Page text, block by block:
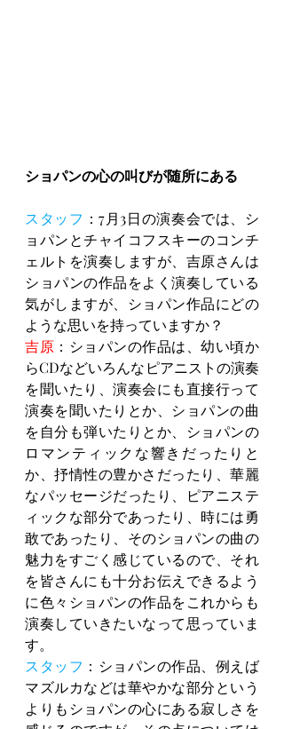
ショパンの心の叫びが随所にある
スタッフ ：7月3日の演奏会では、シ
ョパンとチャイコフスキーのコンチ
ェルトを演奏しますが、吉原さんは
ショパンの作品をよく演奏している
気がしますが、ショパン作品にどの
ような思いを持っていますか？
吉原 ：ショパンの作品は、幼い頃か
らCDなどいろんなピアニストの演奏
を聞いたり、演奏会にも直接行って
演奏を聞いたりとか、ショパンの曲
を自分も弾いたりとか、ショパンの
ロマンティックな響きだったりと
か、抒情性の豊かさだったり、華麗
なパッセージだったり、ピアニステ
ィックな部分であったり、時には勇
敢であったり、そのショパンの曲の
魅力をすごく感じているので、それ
を皆さんにも十分お伝えできるよう
に色々ショパンの作品をこれからも
演奏していきたいなって思っていま
す。
スタッフ ：ショパンの作品、例えば
マズルカなどは華やかな部分という
よりもショパンの心にある寂しさを